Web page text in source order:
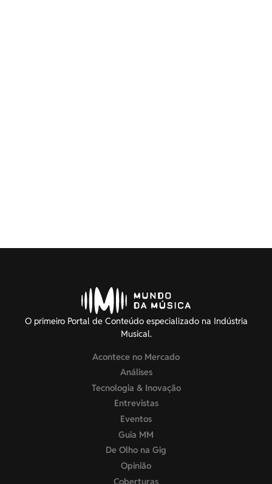
O primeiro Portal de Conteúdo especializado na Indústria
Musical.
Acontece no Mercado
Análises
Tecnologia & Inovação
Entrevistas
Eventos
Guia MM
De Olho na Gig
Opinião
Coberturas